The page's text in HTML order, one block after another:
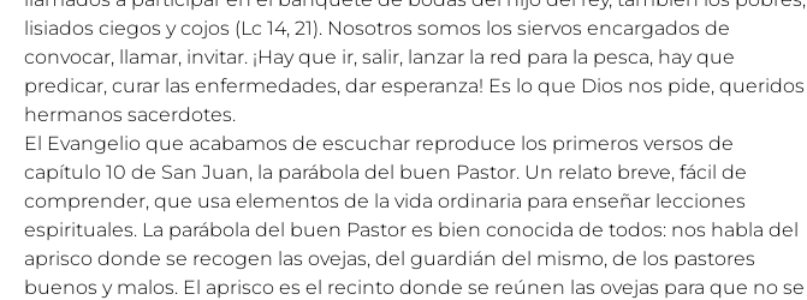
lisiados ciegos y cojos (Lc 14, 21). Nosotros somos los siervos encargados de
convocar, llamar, invitar. ¡Hay que ir, salir, lanzar la red para la pesca, hay que
predicar, curar las enfermedades, dar esperanza! Es lo que Dios nos pide, queridos
hermanos sacerdotes.
El Evangelio que acabamos de escuchar reproduce los primeros versos de
capítulo 10 de San Juan, la parábola del buen Pastor. Un relato breve, fácil de
comprender, que usa elementos de la vida ordinaria para enseñar lecciones
espirituales. La parábola del buen Pastor es bien conocida de todos: nos habla del
aprisco donde se recogen las ovejas, del guardián del mismo, de los pastores
buenos y malos. El aprisco es el recinto donde se reúnen las ovejas para que no se